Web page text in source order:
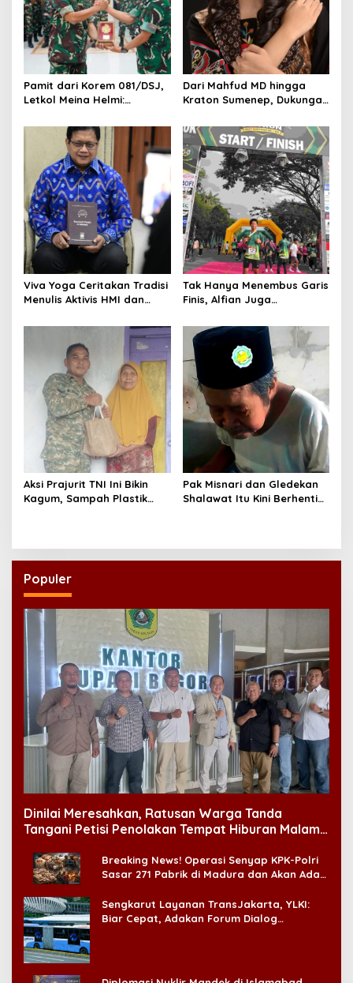
a
t
o
n
Pamit dari Korem 081/DSJ,
Letkol Meina Helmi:
Kunci Keberhasilan Tugas
Dari Mahfud MD hingga
Kraton Sumenep, Dukungan
Indonesia’s Girl 2026 Asal
Jawa Timur
Viva Yoga Ceritakan Tradisi
Menulis Aktivis HMI dan
Tak Hanya Menembus Garis
Finis, Alfian Juga
Aksi Prajurit TNI Ini Bikin
Kagum, Sampah Plastik
Pak Misnari dan Gledekan
Shalawat Itu Kini Berhenti
Populer
Dinilai Meresahkan, Ratusan Warga Tanda
Tangani Petisi Penolakan Tempat Hiburan Malam
Breaking News! Operasi Senyap KPK-Polri
Sasar 271 Pabrik di Madura dan Akan Ada
Sengkarut Layanan TransJakarta, YLKI:
Biar Cepat, Adakan Forum Dialog